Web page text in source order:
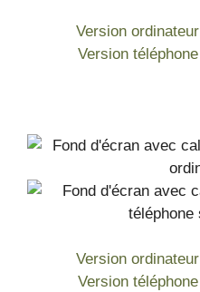
Version ordinateur
Version téléphone
Version ordinateur
Version téléphone